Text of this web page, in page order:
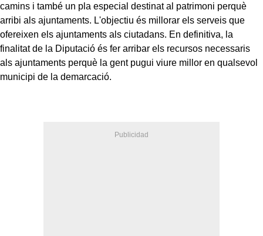
camins i també un pla especial destinat al patrimoni perquè
arribi als ajuntaments. L'objectiu és millorar els serveis que
ofereixen els ajuntaments als ciutadans. En definitiva, la
finalitat de la Diputació és fer arribar els recursos necessaris
als ajuntaments perquè la gent pugui viure millor en qualsevol
municipi de la demarcació.